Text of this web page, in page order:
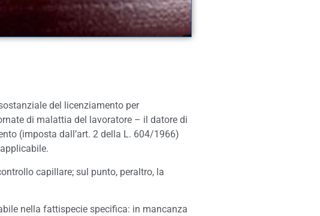
del licenziamento per
di malattia del lavoratore – il datore di
(imposta dall’art. 2 della L. 604/1966)
capillare; sul punto, peraltro, la
nella fattispecie specifica: in mancanza